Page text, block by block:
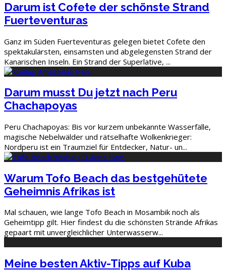
Darum ist Cofete der schönste Strand
Fuerteventuras
Ganz im Süden Fuerteventuras gelegen bietet Cofete den
spektakulärsten, einsamsten und abgelegensten Strand der
Kanarischen Inseln. Ein Strand der Superlative, ...
Darum musst Du jetzt nach Peru
Chachapoyas
Peru Chachapoyas: Bis vor kurzem unbekannte Wasserfälle,
magische Nebelwälder und rätselhafte Wolkenkrieger:
Nordperu ist ein Traumziel für Entdecker, Natur- un...
Warum Tofo Beach das bestgehütete
Geheimnis Afrikas ist
Mal schauen, wie lange Tofo Beach in Mosambik noch als
Geheimtipp gilt. Hier findest du die schönsten Strände Afrikas
gepaart mit unvergleichlicher Unterwasserw...
Meine besten Aktiv-Tipps auf Kuba